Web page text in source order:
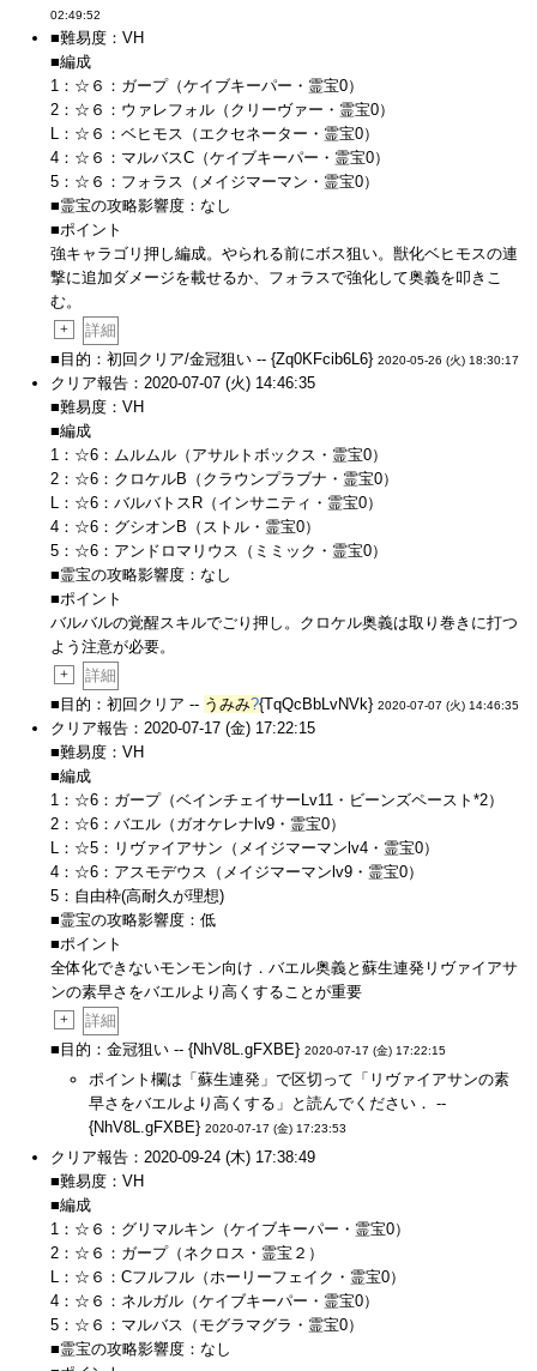
02:49:52
■難易度：VH
■編成
1：☆６：ガープ（ケイブキーパー・霊宝0）
2：☆６：ウァレフォル（クリーヴァー・霊宝0）
L：☆６：ベヒモス（エクセネーター・霊宝0）
4：☆６：マルバスC（ケイブキーパー・霊宝0）
5：☆６：フォラス（メイジマーマン・霊宝0）
■霊宝の攻略影響度：なし
■ポイント
強キャラゴリ押し編成。やられる前にボス狙い。獣化ベヒモスの連
撃に追加ダメージを載せるか、フォラスで強化して奥義を叩きこ
む。
+
詳細
■目的：初回クリア/金冠狙い -- {Zq0KFcib6L6} 2020-05-26 (火) 18:30:17
クリア報告：2020-07-07 (火) 14:46:35
■難易度：VH
■編成
1：☆6：ムルムル（アサルトボックス・霊宝0）
2：☆6：クロケルB（クラウンプラブナ・霊宝0）
L：☆6：バルバトスR（インサニティ・霊宝0）
4：☆6：グシオンB（ストル・霊宝0）
5：☆6：アンドロマリウス（ミミック・霊宝0）
■霊宝の攻略影響度：なし
■ポイント
バルバルの覚醒スキルでごり押し。クロケル奥義は取り巻きに打つ
よう注意が必要。
+
詳細
■目的：初回クリア -- うみみ?{TqQcBbLvNVk} 2020-07-07 (火) 14:46:35
クリア報告：2020-07-17 (金) 17:22:15
■難易度：VH
■編成
1：☆6：ガープ（ベインチェイサーLv11・ビーンズペースト*2）
2：☆6：バエル（ガオケレナlv9・霊宝0）
L：☆5：リヴァイアサン（メイジマーマンlv4・霊宝0）
4：☆6：アスモデウス（メイジマーマンlv9・霊宝0）
5：自由枠(高耐久が理想)
■霊宝の攻略影響度：低
■ポイント
全体化できないモンモン向け．バエル奥義と蘇生連発リヴァイアサ
ンの素早さをバエルより高くすることが重要
+
詳細
■目的：金冠狙い -- {NhV8L.gFXBE} 2020-07-17 (金) 17:22:15
ポイント欄は「蘇生連発」で区切って「リヴァイアサンの素
早さをバエルより高くする」と読んでください． --
{NhV8L.gFXBE} 2020-07-17 (金) 17:23:53
クリア報告：2020-09-24 (木) 17:38:49
■難易度：VH
■編成
1：☆６：グリマルキン（ケイブキーパー・霊宝0）
2：☆６：ガープ（ネクロス・霊宝２）
L：☆６：Cフルフル（ホーリーフェイク・霊宝0）
4：☆６：ネルガル（ケイブキーパー・霊宝0）
5：☆６：マルバス（モグラマグラ・霊宝0）
■霊宝の攻略影響度：なし